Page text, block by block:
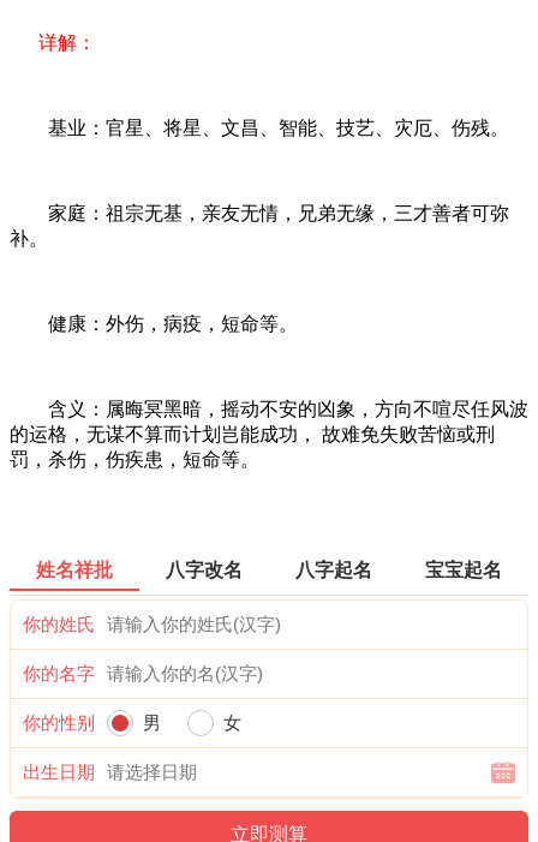
详解：
基业：官星、将星、文昌、智能、技艺、灾厄、伤残。
家庭：祖宗无基，亲友无情，兄弟无缘，三才善者可弥
补。
健康：外伤，病疫，短命等。
含义：属晦冥黑暗，摇动不安的凶象，方向不喧尽任风波
的运格，无谋不算而计划岂能成功， 故难免失败苦恼或刑
罚，杀伤，伤疾患，短命等。
姓名祥批 八字改名 八字起名 宝宝起名
你的姓氏
你的名字
你的性别 男 女
出生日期